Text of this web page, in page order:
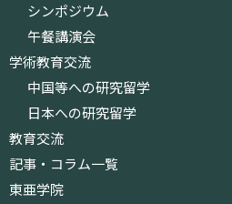
シンポジウム
午餐講演会
学術教育交流
中国等への研究留学
日本への研究留学
教育交流
記事・コラム一覧
東亜学院